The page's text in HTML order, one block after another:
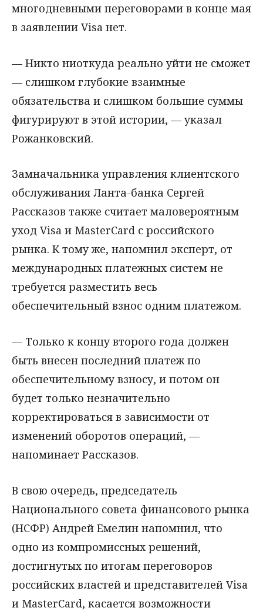
многодневными переговорами в конце мая
в заявлении Visa нет.
— Никто ниоткуда реально уйти не сможет
— слишком глубокие взаимные
обязательства и слишком большие суммы
фигурируют в этой истории, — указал
Рожанковский.
Замначальника управления клиентского
обслуживания Ланта-банка Сергей
Рассказов также считает маловероятным
уход Visa и MasterCard с российского
рынка. К тому же, напомнил эксперт, от
международных платежных систем не
требуется разместить весь
обеспечительный взнос одним платежом.
— Только к концу второго года должен
быть внесен последний платеж по
обеспечительному взносу, и потом он
будет только незначительно
корректироваться в зависимости от
изменений оборотов операций, —
напоминает Рассказов.
В свою очередь, председатель
Национального совета финансового рынка
(НСФР) Андрей Емелин напомнил, что
одно из компромиссных решений,
достигнутых по итогам переговоров
российских властей и представителей Visa
и MasterCard, касается возможности